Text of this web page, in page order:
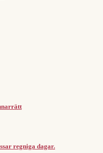
regniga dagar.